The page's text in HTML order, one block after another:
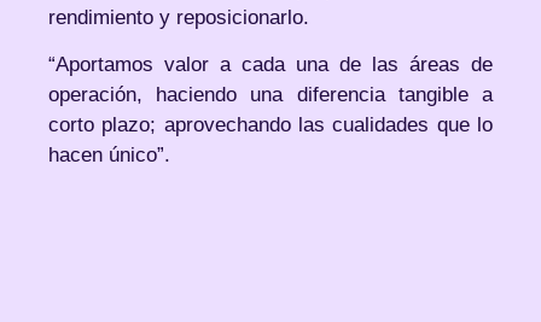
rendimiento y reposicionarlo.
“Aportamos valor a cada una de las áreas de
operación, haciendo una diferencia tangible a
corto plazo; aprovechando las cualidades que lo
hacen único”.